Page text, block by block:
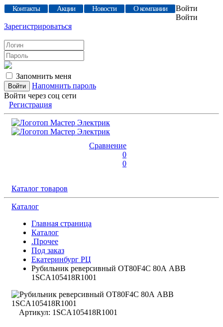
Контакты Акции Новости О компании
Войти
Войти
Зарегистрироваться
Запомнить меня
Напомнить пароль
Войти через соц сети
Регистрация
Сравнение
0
0
Каталог товаров
Каталог
Главная страница
Каталог
.Прочее
Под заказ
Екатеринбург РЦ
Рубильник реверсивный OT80F4C 80А ABB
1SCA105418R1001
Артикул: 1SCA105418R1001